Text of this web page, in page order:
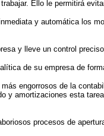
Ello le permitirá
y automática los
y lleve un control
de su empresa de
engorrosos de la
y amortizaciones esta
procesos de